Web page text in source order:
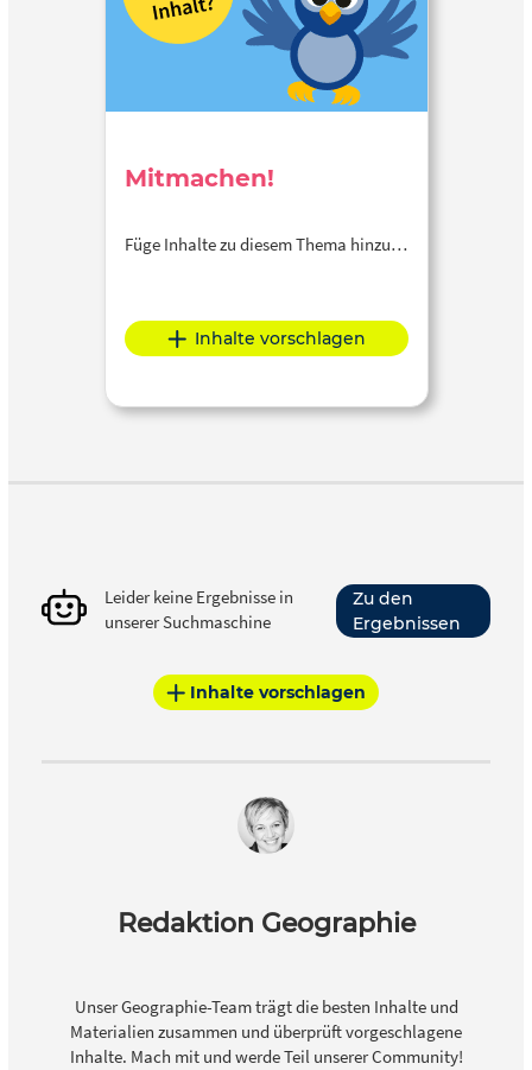
Mitmachen!
Füge Inhalte zu diesem Thema hinzu…
Inhalte vorschlagen
Leider keine Ergebnisse in
unserer Suchmaschine
Zu den
Ergebnissen
Inhalte vorschlagen
Redaktion Geographie
Unser Geographie-Team trägt die besten Inhalte und
Materialien zusammen und überprüft vorgeschlagene
Inhalte. Mach mit und werde Teil unserer Community!